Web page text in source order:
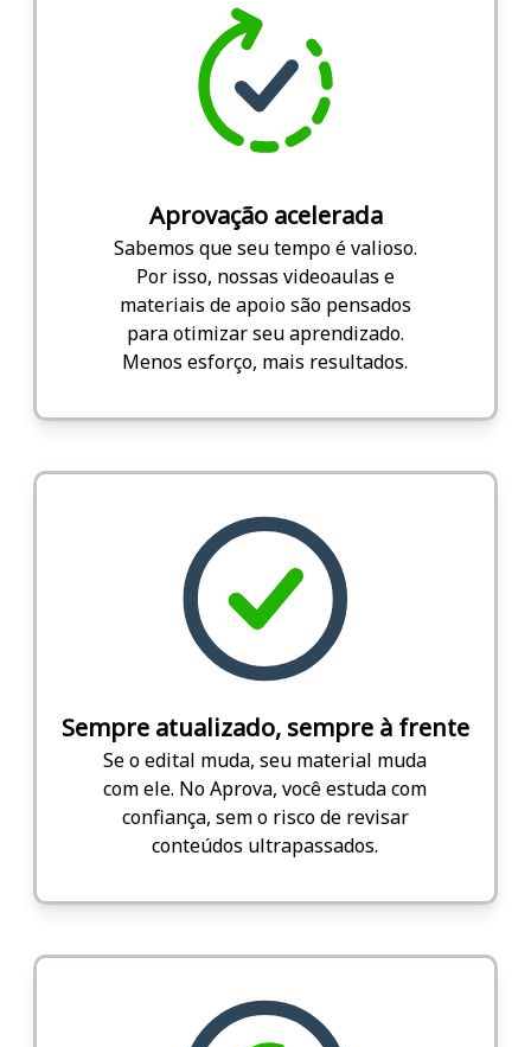
Aprovação acelerada
Sabemos que seu tempo é valioso.
Por isso, nossas videoaulas e
materiais de apoio são pensados
para otimizar seu aprendizado.
Menos esforço, mais resultados.
Sempre atualizado, sempre à frente
Se o edital muda, seu material muda
com ele. No Aprova, você estuda com
confiança, sem o risco de revisar
conteúdos ultrapassados.